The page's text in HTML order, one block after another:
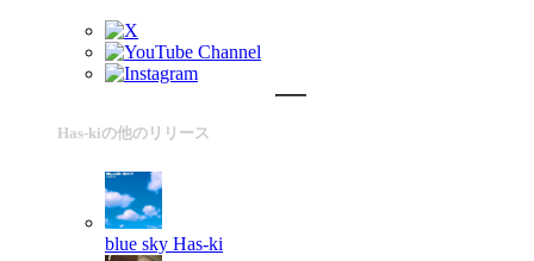
Has-kiの他のリリース
blue sky Has-ki